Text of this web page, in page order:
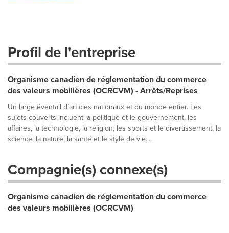
Profil de l'entreprise
Organisme canadien de réglementation du commerce
des valeurs mobilières (OCRCVM) - Arrêts/Reprises
Un large éventail d´articles nationaux et du monde entier. Les
sujets couverts incluent la politique et le gouvernement, les
affaires, la technologie, la religion, les sports et le divertissement, la
science, la nature, la santé et le style de vie....
Compagnie(s) connexe(s)
Organisme canadien de réglementation du commerce
des valeurs mobilières (OCRCVM)